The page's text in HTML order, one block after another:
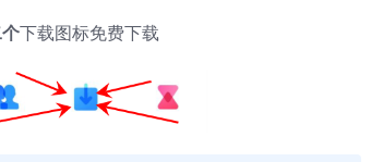
下载图标免费下载